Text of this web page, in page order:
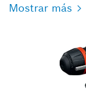
Mostrar más